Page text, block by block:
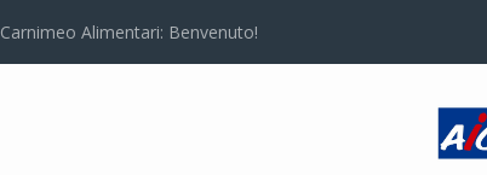
Carnimeo Alimentari: Benvenuto!